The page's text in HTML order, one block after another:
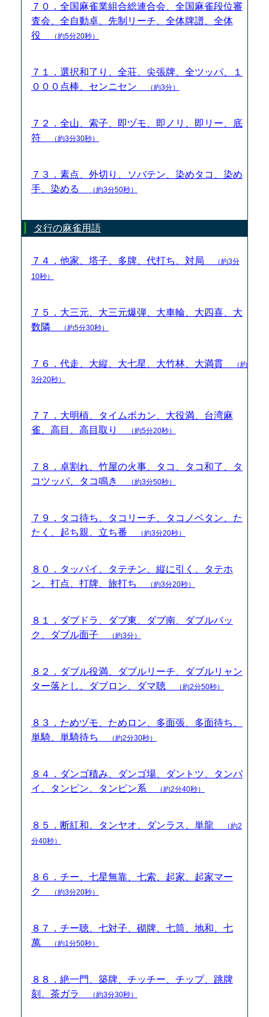
７０．全国麻雀業組合総連合会、全国麻雀段位審
査会、全自動卓、先制リーチ、全体牌譜、全体
役
（約5分20秒）
７１．選択和了り、全荘、尖張牌、全ツッパ、１
０００点棒、センニセン
（約3分）
７２．全山、索子、即ヅモ、即ノリ、即リー、底
符
（約3分30秒）
７３．素点、外切り、ソバテン、染めタコ、染め
手、染める
（約3分50秒）
タ行の麻雀用語
７４．他家、塔子、多牌、代打ち、対局
（約3分
10秒）
７５．大三元、大三元爆弾、大車輪、大四喜、大
数隣
（約5分30秒）
７６．代走、大縦、大七星、大竹林、大満貫
（約
3分20秒）
７７．大明槓、タイムボカン、大役満、台湾麻
雀、高目、高目取り
（約5分20秒）
７８．卓割れ、竹屋の火事、タコ、タコ和了、タ
コツッパ、タコ鳴き
（約3分50秒）
７９．タコ待ち、タコリーチ、タコノベタン、た
たく、起ち親、立ち番
（約3分20秒）
８０．タッパイ、タテチン、縦に引く、タテホ
ン、打点、打牌、旅打ち
（約3分20秒）
８１．ダブドラ、ダブ東、ダブ南、ダブルバッ
ク、ダブル面子
（約3分）
８２．ダブル役満、ダブルリーチ、ダブルリャン
ター落とし、ダブロン、ダマ聴
（約2分50秒）
８３．ためヅモ、ためロン、多面張、多面待ち、
単騎、単騎待ち
（約2分30秒）
８４．ダンゴ積み、ダンゴ場、ダントツ、タンパ
イ、タンピン、タンピン系
（約2分40秒）
８５．断紅和、タンヤオ、ダンラス、単龍
（約2
分40秒）
８６．チー、七星無靠、七索、起家、起家マー
ク
（約3分20秒）
８７．チー聴、七対子、砌牌、七筒、地和、七
萬
（約1分50秒）
８８．絶一門、築牌、チッチー、チップ、跳牌
刻、茶ガラ
（約3分30秒）